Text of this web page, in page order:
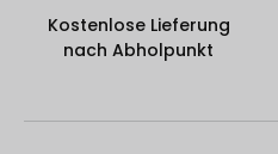
Kostenlose Lieferung
nach Abholpunkt